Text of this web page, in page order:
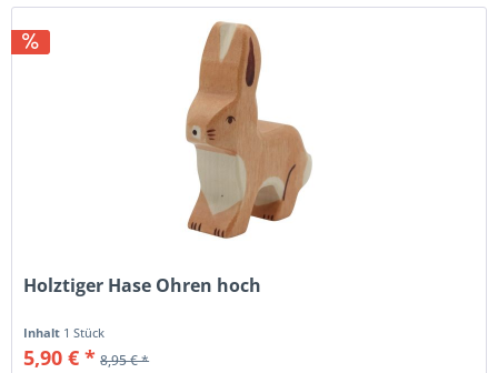
Holztiger Hase Ohren hoch
Inhalt 1 Stück
5,90 € * 8,95 € *